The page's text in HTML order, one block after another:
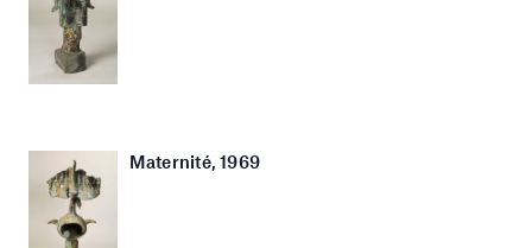
Maternité, 1969